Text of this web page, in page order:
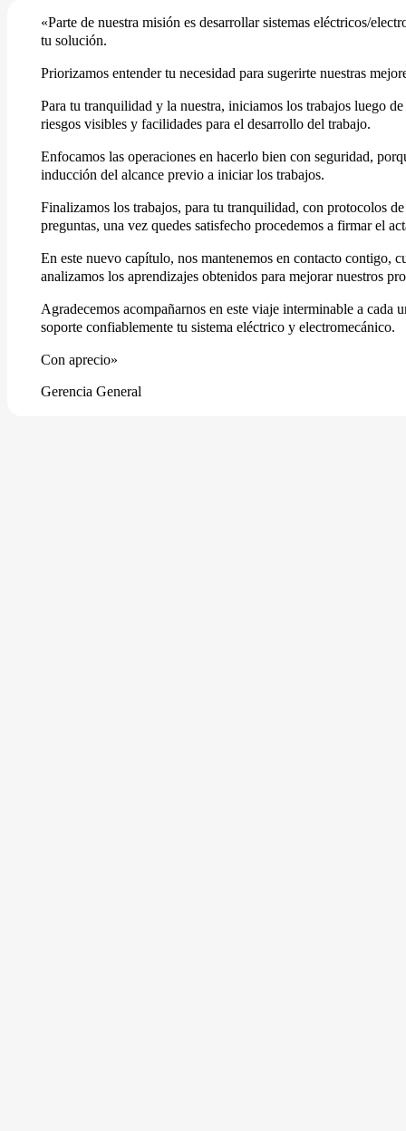
«Parte de nuestra misión es desarrollar sistemas eléctricos/
tu solución.
Priorizamos entender tu necesidad para sugerirte nuestras
Para tu tranquilidad y la nuestra, iniciamos los trabajos luego
riesgos visibles y facilidades para el desarrollo del trabajo.
Enfocamos las operaciones en hacerlo bien con seguridad,
inducción del alcance previo a iniciar los trabajos.
Finalizamos los trabajos, para tu tranquilidad, con protocolos
preguntas, una vez quedes satisfecho procedemos a firmar el
En este nuevo capítulo, nos mantenemos en contacto contigo,
analizamos los aprendizajes obtenidos para mejorar nuestros
Agradecemos acompañarnos en este viaje interminable a cada
soporte confiablemente tu sistema eléctrico y electromecánico.
Con aprecio»
Gerencia General